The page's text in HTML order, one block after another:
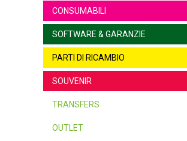
CONSUMABILI
SOFTWARE & GARANZIE
PARTI DI RICAMBIO
SOUVENIR
TRANSFERS
OUTLET